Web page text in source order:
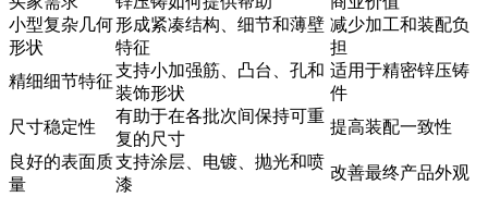
小型复杂几何
形状
形成紧凑结构、细节和薄壁
特征
减少加工和装配负
担
精细细节特征
支持小加强筋、凸台、孔和
装饰形状
适用于精密锌压铸
件
尺寸稳定性
有助于在各批次间保持可重
复的尺寸
提高装配一致性
良好的表面质
量
支持涂层、电镀、抛光和喷
漆
改善最终产品外观